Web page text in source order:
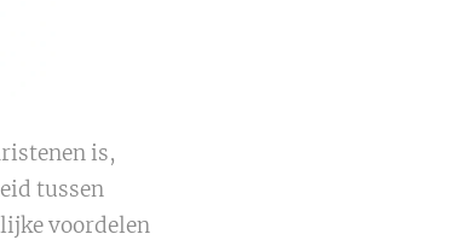
is,
tussen
voordelen